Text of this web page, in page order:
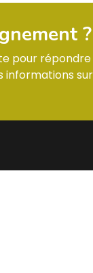
?
pour